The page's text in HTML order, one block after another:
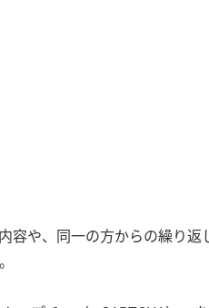
や、同一の方からの繰り